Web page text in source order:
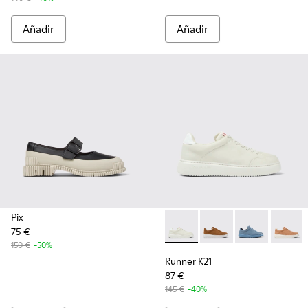
Añadir Añadir
Pix
75 €
150 € -50%
Runner K21 - K201438-003
Runner K21 -Runner K21 -
Runner K21
87 €
145 € -40%